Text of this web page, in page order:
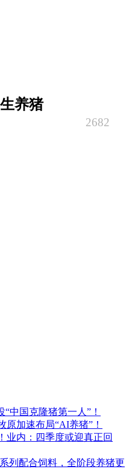
养猪
2682
中国克隆猪第一人”！
加速布局“AI养猪”！
业内：四季度或迎真正回
列配合饲料，全阶段养猪更